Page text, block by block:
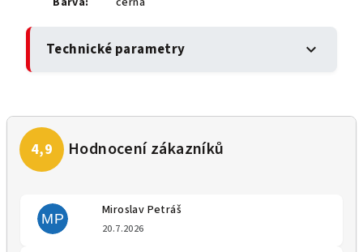
Technické parametry expand_more
MP
Miroslav Petráš
20.7.2026